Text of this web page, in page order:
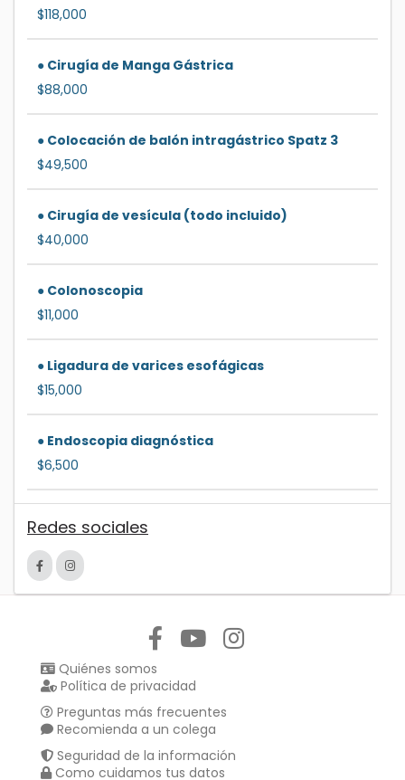
$118,000
● Cirugía de Manga Gástrica
$88,000
● Colocación de balón intragástrico Spatz 3
$49,500
● Cirugía de vesícula (todo incluido)
$40,000
● Colonoscopia
$11,000
● Ligadura de varices esofágicas
$15,000
● Endoscopia diagnóstica
$6,500
Redes sociales
Quiénes somos
Política de privacidad
Preguntas más frecuentes
Recomienda a un colega
Seguridad de la información
Como cuidamos tus datos